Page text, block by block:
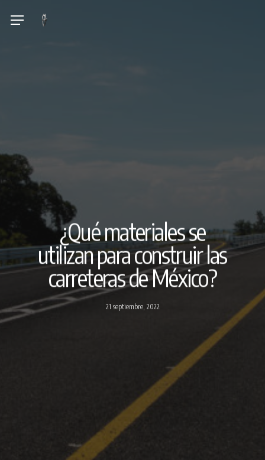
Menu
¿Qué materiales se
utilizan para construir las
carreteras de México?
21 septiembre, 2022